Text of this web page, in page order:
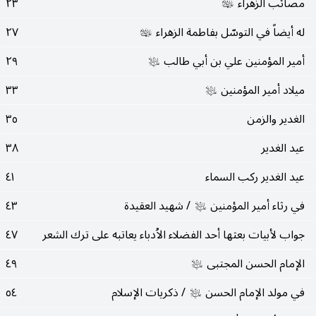
عليها‌السلام
له أيضاً في التوسّل بفاطمة الزهراء عليها‌السلام
٢٧
أمير المؤمنين علي بن أبي طالب عليه‌السلام
٢٩
ميلاد أمير المؤمنين عليه‌السلام
٣٣
الغدير والزمن
٣٥
عيد الغدير
٣٨
عيد الغدير ركب السماء
٤١
في رثاء أمير المؤمنين عليه‌السلام / شهيد العقيدة
٤٣
جواب لأبيات بعثها أحد الفضلاء الاُدباء يعاتبه على ترك الشعر
٤٧
الإمام الحسن المجتبى عليه‌السلام
٤٩
في مولد الإمام الحسن عليه‌السلام / ذكريات الإسلام
٥٤